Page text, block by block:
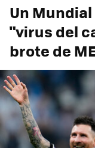
Un
"virus del
brote de